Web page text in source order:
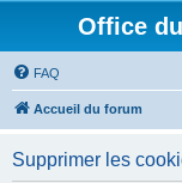
Office
FAQ
Accueil du forum
Supprimer les